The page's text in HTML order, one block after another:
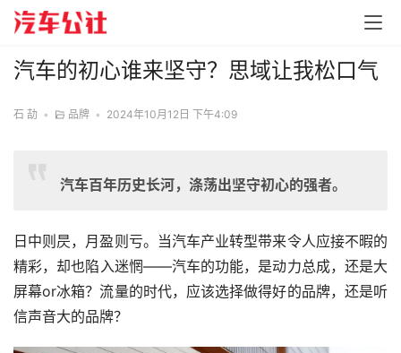
汽车的初心谁来坚守？思域让我松口气
石 劼 • 品牌 • 2024年10月12日 下午4:09
汽车百年历史长河，涤荡出坚守初心的强者。
日中则昃，月盈则亏。当汽车产业转型带来令人应接不暇的
精彩，却也陷入迷惘——汽车的功能，是动力总成，还是大
屏幕or冰箱？流量的时代，应该选择做得好的品牌，还是听
信声音大的品牌？